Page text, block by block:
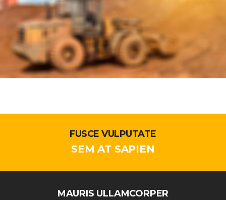
FUSCE VULPUTATE
SEM AT SAPIEN
MAURIS ULLAMCORPER